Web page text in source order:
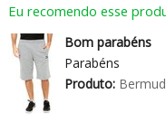
Eu recomendo esse
Bom parabéns
Parabéns
Produto: